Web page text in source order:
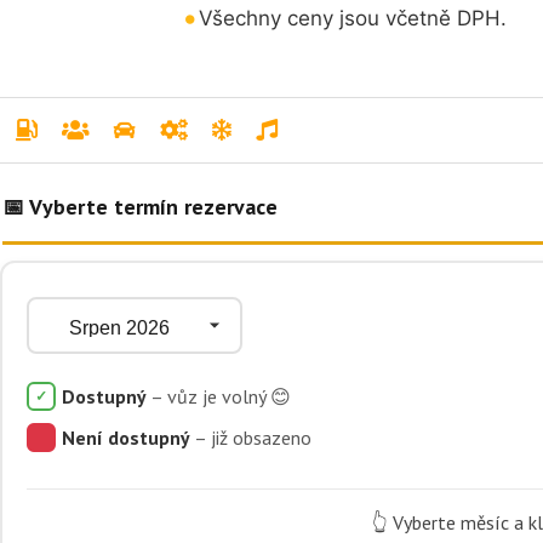
Všechny ceny jsou včetně DPH.
Dostupný
Není dostupný